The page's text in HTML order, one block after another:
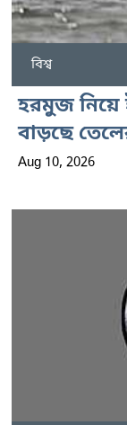
বিশ্ব
হরমুজ নিয়ে
বাড়ছে
Aug 10, 2026